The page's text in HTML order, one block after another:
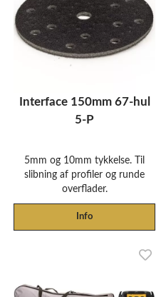
Interface 150mm 67-hul
5-P
5mm og 10mm tykkelse. Til
slibning af profiler og runde
overflader.
Info